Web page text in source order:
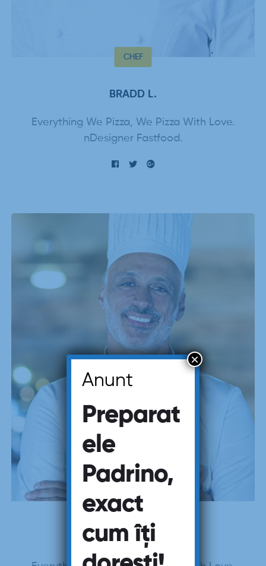
CHEF
BRADD L.
Everything We Pizza, We Pizza With Love.
nDesigner Fastfood.
CHEF
WILLIAM SMITH
Anunt
Preparat
ele
Padrino,
exact
cum îți
×